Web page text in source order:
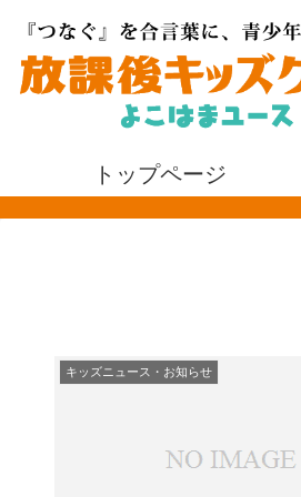
トップページ
キッズニュース・お知らせ